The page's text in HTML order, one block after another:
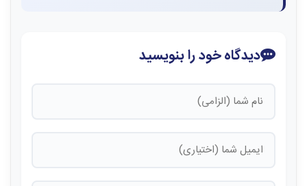
دیدگاه خود را بنویسید